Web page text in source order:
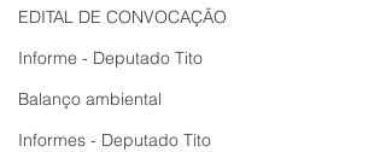
EDITAL DE CONVOCAÇÃO
Informe - Deputado Tito
Balanço ambiental
Informes - Deputado Tito